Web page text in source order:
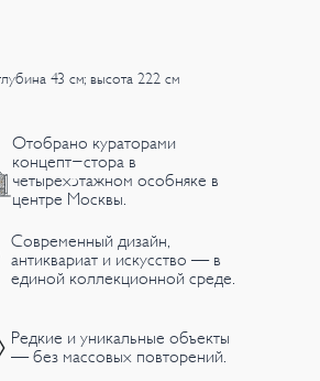
43 см; высота 222 см
Отобрано кураторами
концепт-стора в
четырехэтажном особняке в
центре Москвы.
Современный дизайн,
антиквариат и искусство — в
единой коллекционной среде.
Редкие и уникальные объекты
— без массовых повторений.